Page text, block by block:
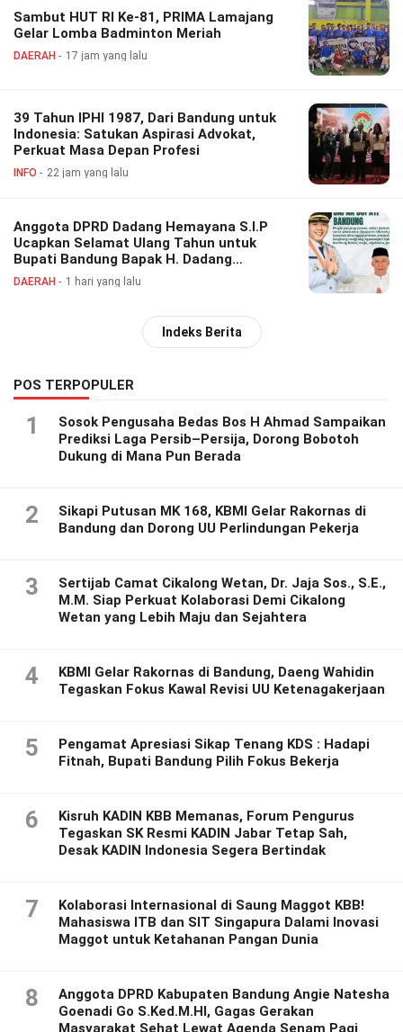
Sambut HUT RI Ke-81, PRIMA Lamajang
Gelar Lomba Badminton Meriah
DAERAH 17 jam yang lalu
39 Tahun IPHI 1987, Dari Bandung untuk
Indonesia: Satukan Aspirasi Advokat,
Perkuat Masa Depan Profesi
INFO 22 jam yang lalu
Anggota DPRD Dadang Hemayana S.I.P
Ucapkan Selamat Ulang Tahun untuk
Bupati Bandung Bapak H. Dadang
Supriatna
DAERAH 1 hari yang lalu
Indeks Berita
POS TERPOPULER
1
Sosok Pengusaha Bedas Bos H Ahmad Sampaikan
Prediksi Laga Persib–Persija, Dorong Bobotoh
Dukung di Mana Pun Berada
2
Sikapi Putusan MK 168, KBMI Gelar Rakornas di
Bandung dan Dorong UU Perlindungan Pekerja
3
Sertijab Camat Cikalong Wetan, Dr. Jaja Sos., S.E.,
M.M. Siap Perkuat Kolaborasi Demi Cikalong
Wetan yang Lebih Maju dan Sejahtera
4
KBMI Gelar Rakornas di Bandung, Daeng Wahidin
Tegaskan Fokus Kawal Revisi UU Ketenagakerjaan
5
Pengamat Apresiasi Sikap Tenang KDS : Hadapi
Fitnah, Bupati Bandung Pilih Fokus Bekerja
6
Kisruh KADIN KBB Memanas, Forum Pengurus
Tegaskan SK Resmi KADIN Jabar Tetap Sah,
Desak KADIN Indonesia Segera Bertindak
7
Kolaborasi Internasional di Saung Maggot KBB!
Mahasiswa ITB dan SIT Singapura Dalami Inovasi
Maggot untuk Ketahanan Pangan Dunia
8
Anggota DPRD Kabupaten Bandung Angie Natesha
Goenadi Go S.Ked.M.HI, Gagas Gerakan
Masyarakat Sehat Lewat Agenda Senam Pagi